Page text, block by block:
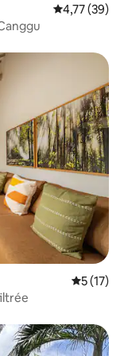
Évaluation
4,77 (39)
5 (17)